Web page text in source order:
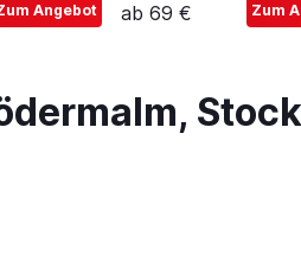
Angebot
ab 69 €
Zum